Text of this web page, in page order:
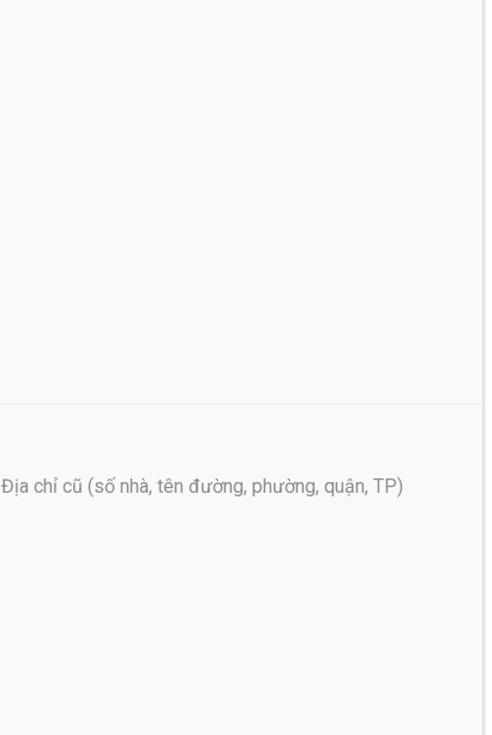
Địa chỉ cũ (số nhà, tên đường, phường, quận, TP)